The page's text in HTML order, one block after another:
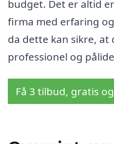
budget. Det er altid
firma med erfaring
da dette kan sikre, at
professionel og
Få 3 tilbud, gratis